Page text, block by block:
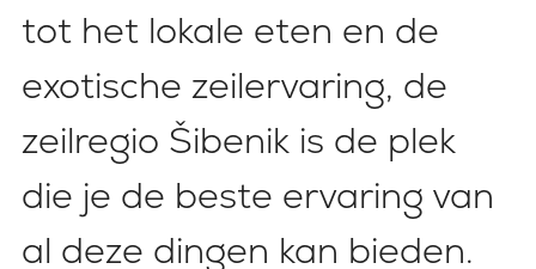
tot het lokale eten en de
exotische zeilervaring, de
zeilregio Šibenik is de plek
die je de beste ervaring van
al deze dingen kan bieden.